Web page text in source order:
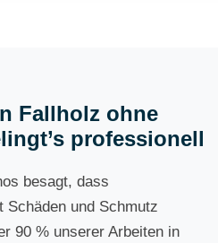
Fallholz ohne
professionell
besagt, dass
Schäden und Schmutz
90 % unserer Arbeiten in